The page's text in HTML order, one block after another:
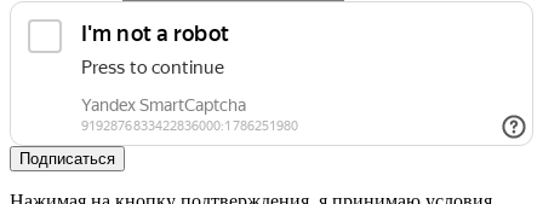
Подписаться